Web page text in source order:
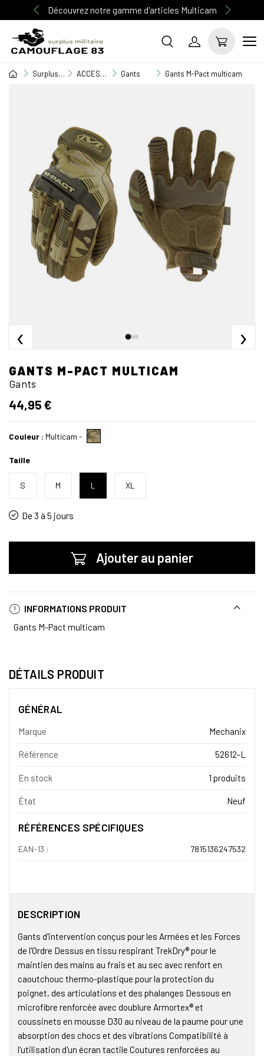
Découvrez notre gamme d'articles Multicam
Surplus Militaire ACCESSOIRE MILITAIRE Gants Gants M-Pact multicam
‹ ›
GANTS M-PACT MULTICAM
Gants
44,95 €
Couleur : Multicam -
Taille
S M L XL
De 3 à 5 jours
Ajouter au panier
INFORMATIONS PRODUIT
Gants M-Pact multicam
DÉTAILS PRODUIT
GÉNÉRAL
Marque Mechanix
Référence 52612-L
En stock 1 produits
État Neuf
RÉFÉRENCES SPÉCIFIQUES
EAN-13 : 7815136247532
DESCRIPTION
Gants d'intervention conçus pour les Armées et les Forces
de l'Ordre Dessus en tissu respirant TrekDry® pour le
maintien des mains au frais et au sec avec renfort en
caoutchouc thermo-plastique pour la protection du
poignet, des articulations et des phalanges Dessous en
microfibre renforcée avec doublure Armortex® et
coussinets en mousse D30 au niveau de la paume pour une
absorption des chocs et des vibrations Compatibilité à
l'utilisation d'un écran tactile Coutures renforcées au